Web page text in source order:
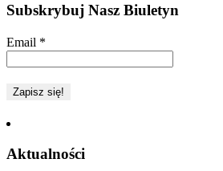
Subskrybuj Nasz Biuletyn
Email *
Aktualności